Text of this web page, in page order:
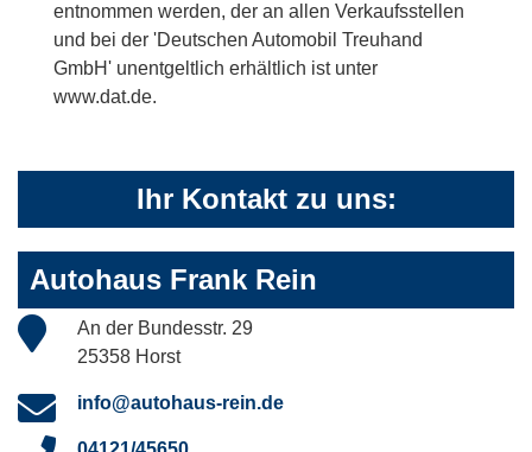
entnommen werden, der an allen Verkaufsstellen
und bei der 'Deutschen Automobil Treuhand
GmbH' unentgeltlich erhältlich ist unter
www.dat.de.
Ihr Kontakt zu uns:
Autohaus Frank Rein
An der Bundesstr. 29
25358 Horst
info@autohaus-rein.de